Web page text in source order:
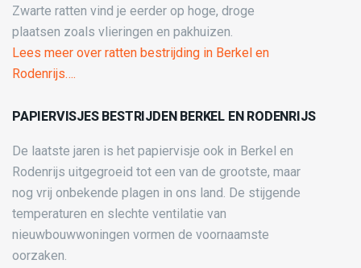
Zwarte ratten vind je eerder op hoge, droge
plaatsen zoals vlieringen en pakhuizen.
Lees meer over ratten bestrijding in Berkel en
Rodenrijs….
PAPIERVISJES BESTRIJDEN BERKEL EN RODENRIJS
De laatste jaren is het papiervisje ook in Berkel en
Rodenrijs uitgegroeid tot een van de grootste, maar
nog vrij onbekende plagen in ons land. De stijgende
temperaturen en slechte ventilatie van
nieuwbouwwoningen vormen de voornaamste
oorzaken.